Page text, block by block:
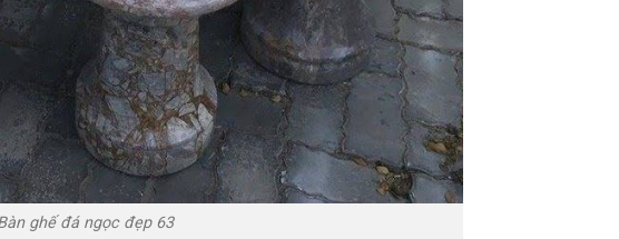
ghế đá ngọc đẹp 63